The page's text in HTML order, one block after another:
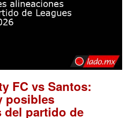
FC vs Santos:
posibles
del partido de